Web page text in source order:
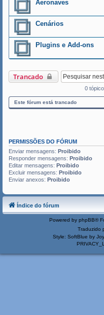
Aeronaves
Cenários
Plugins e Add-ons
Trancado
0
Este fórum está trancado
PERMISSÕES DO FÓRUM
Enviar mensagens: Proibido
Responder mensagens: Proibido
Editar mensagens: Proibido
Excluir mensagens: Proibido
Enviar anexos: Proibido
Índice do fórum
Powered by phpBB®
Traduzido
Style: SoftBlue by